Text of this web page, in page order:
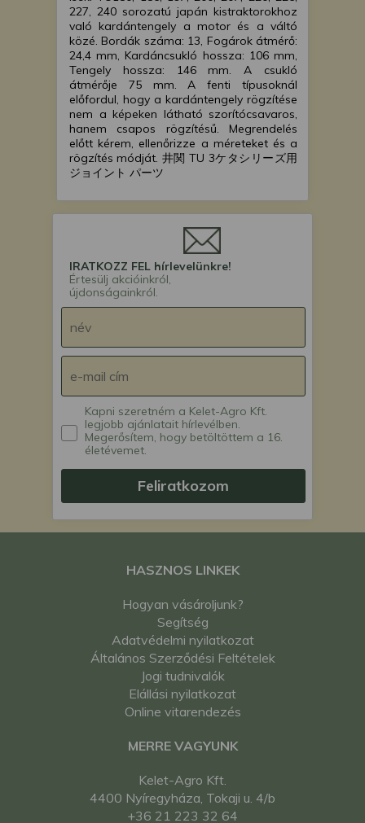
227, 240 sorozatú japán kistraktorokhoz
való kardántengely a motor és a váltó
közé. Bordák száma: 13, Fogárok átmérő:
24,4 mm, Kardáncsukló hossza: 106 mm,
Tengely hossza: 146 mm. A csukló
átmérője 75 mm. A fenti típusoknál
előfordul, hogy a kardántengely rögzítése
nem a képeken látható szorítócsavaros,
hanem csapos rögzítésű. Megrendelés
előtt kérem, ellenőrizze a méreteket és a
rögzítés módját. 井関 TU 3ケタシリーズ用
ジョイント パーツ
IRATKOZZ FEL hírlevelünkre!
Értesülj akcióinkról,
újdonságainkról.
Kapni szeretném a Kelet-Agro Kft.
legjobb ajánlatait hírlevélben.
Megerősítem, hogy betöltöttem a 16.
életévemet.
Feliratkozom
HASZNOS LINKEK
Hogyan vásároljunk?
Segítség
Adatvédelmi nyilatkozat
Általános Szerződési Feltételek
Jogi tudnivalók
Elállási nyilatkozat
Online vitarendezés
MERRE VAGYUNK
Kelet-Agro Kft.
4400 Nyíregyháza, Tokaji u. 4/b
+36 21 223 32 64
adatvédelmi szabályzatunk segítségével
bármikor megváltoztathatja a
beállításait.